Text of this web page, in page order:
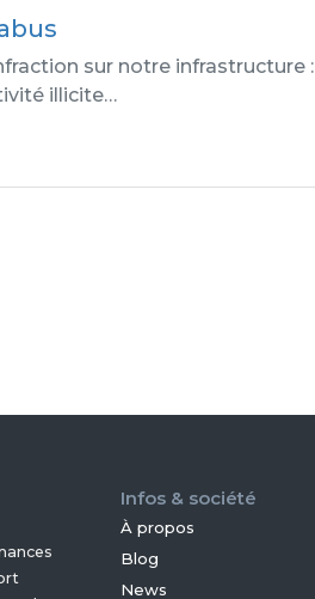
sur notre infrastructure :
illicite…
Infos & société
À propos
Blog
News